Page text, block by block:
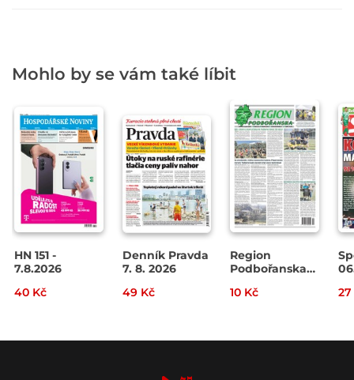
Mohlo by se vám také líbit
HN 151 -
7.8.2026
40 Kč
Denník Pravda
7. 8. 2026
49 Kč
Region
Podbořanska
10 Kč
27